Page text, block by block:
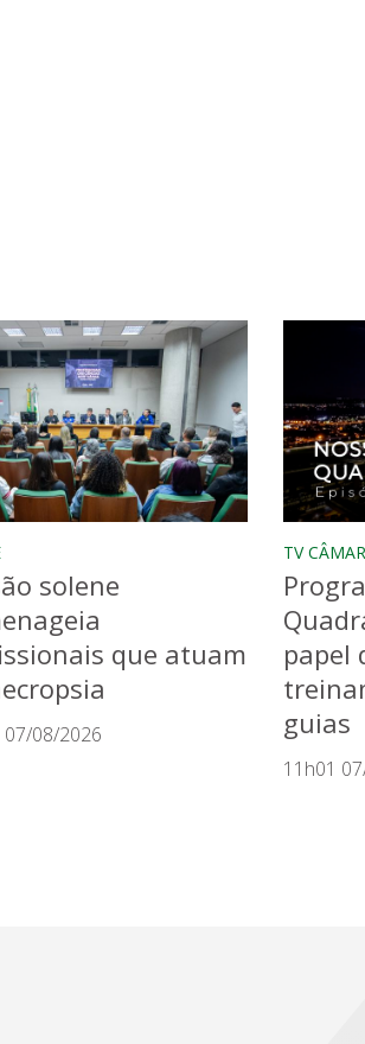
solene
que atuam
07/08/2026
TV
papel
guias
11h01